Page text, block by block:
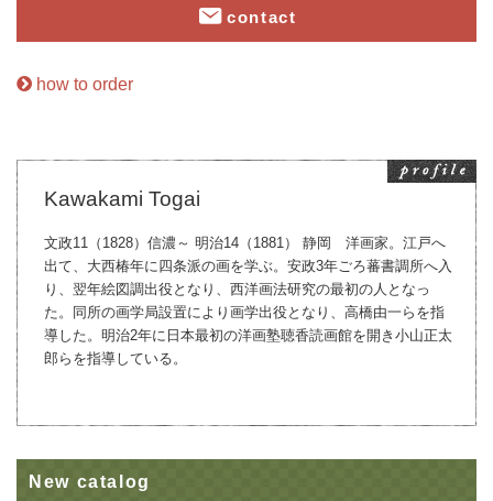
contact
how to order
Kawakami Togai
文政11（1828）信濃～ 明治14（1881） 静岡 洋画家。江戸へ
出て、大西椿年に四条派の画を学ぶ。安政3年ごろ蕃書調所へ入
り、翌年絵図調出役となり、西洋画法研究の最初の人となっ
た。同所の画学局設置により画学出役となり、高橋由一らを指
導した。明治2年に日本最初の洋画塾聴香読画館を開き小山正太
郎らを指導している。
New catalog